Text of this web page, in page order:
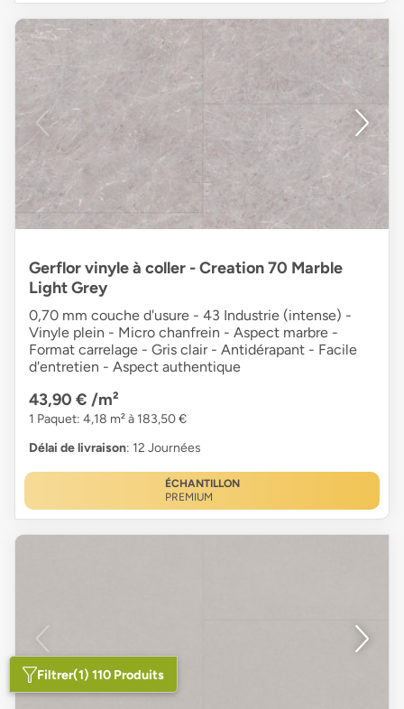
Gerflor vinyle à coller - Creation 70 Marble
Light Grey
0,70 mm couche d'usure - 43 Industrie (intense) -
Vinyle plein - Micro chanfrein - Aspect marbre -
Format carrelage - Gris clair - Antidérapant - Facile
d'entretien - Aspect authentique
43,90 € /m²
1 Paquet: 4,18 m² à 183,50 €
Délai de livraison: 12 Journées
ÉCHANTILLON
PREMIUM
Filtrer(1) 110 Produits